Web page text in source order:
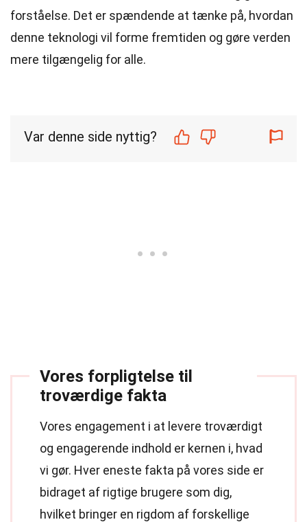
forståelse. Det er spændende at tænke på, hvordan
denne teknologi vil forme fremtiden og gøre verden
mere tilgængelig for alle.
Var denne side nyttig?
Vores forpligtelse til
troværdige fakta
Vores engagement i at levere troværdigt
og engagerende indhold er kernen i, hvad
vi gør. Hver eneste fakta på vores side er
bidraget af rigtige brugere som dig,
hvilket bringer en rigdom af forskellige